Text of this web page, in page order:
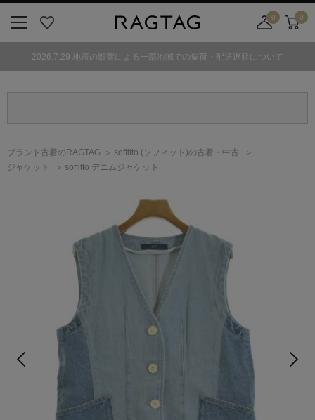
気
0
舗
カ
0
2026.7.29 地震の影響による一部地域での集荷・配送遅延について
ブランド古着のRAGTAG soffitto (ソフィット)の古着・中古
ジャケット
soffitto デニムジャケット